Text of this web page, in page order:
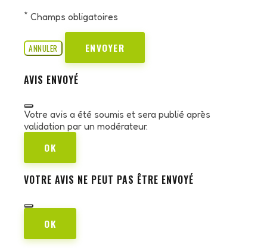
* Champs obligatoires
ANNULER ENVOYER
AVIS ENVOYÉ
Votre avis a été soumis et sera publié après
validation par un modérateur.
OK
VOTRE AVIS NE PEUT PAS ÊTRE ENVOYÉ
OK